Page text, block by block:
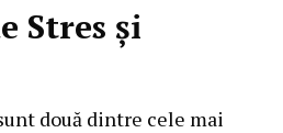
Stres și
două dintre cele mai